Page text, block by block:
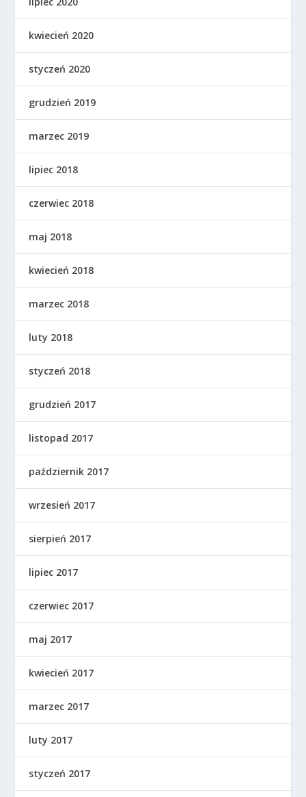
kwiecień 2020
styczeń 2020
grudzień 2019
marzec 2019
lipiec 2018
czerwiec 2018
maj 2018
kwiecień 2018
marzec 2018
luty 2018
styczeń 2018
grudzień 2017
listopad 2017
październik 2017
wrzesień 2017
sierpień 2017
lipiec 2017
czerwiec 2017
maj 2017
kwiecień 2017
marzec 2017
luty 2017
styczeń 2017